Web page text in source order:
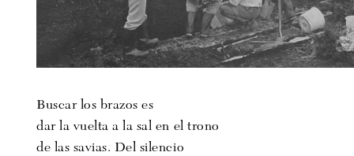
Buscar los brazos es
dar la vuelta a la sal en el trono
de las savias. Del silencio